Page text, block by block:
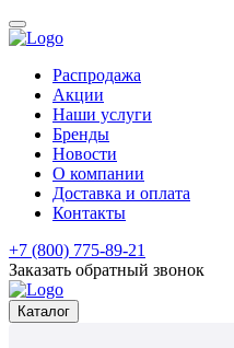
Распродажа
Акции
Наши услуги
Бренды
Новости
О компании
Доставка и оплата
Контакты
+7 (800) 775-89-21
Заказать обратный звонок
Каталог